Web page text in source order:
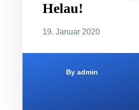
Helau!
19. Januar 2020
By admin